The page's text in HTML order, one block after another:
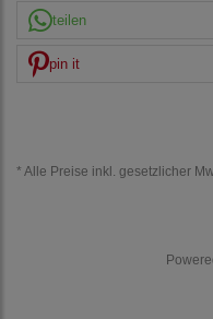
teilen
pin it
* Alle Preise inkl. gesetzlicher